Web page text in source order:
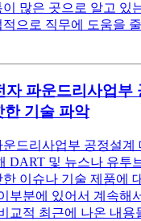
많은 곳으로 알고 있
으로 직무에 도움을
자 파운드리사업부
한 기술 파악
드리사업부 공정설계
DART 및 뉴스나 유투
이슈나 기술 제품에
부분에 있어서 계속해
교적 최근에 나온 내용